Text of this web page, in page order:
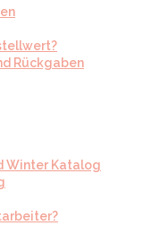
Rückgaben
Winter Katalog